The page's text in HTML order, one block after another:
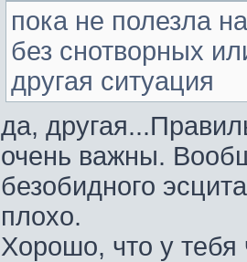
пока не полезла
без снотворных
другая ситуация
да,
очень важны.
безобидного
плохо.
Хорошо, что у тебя